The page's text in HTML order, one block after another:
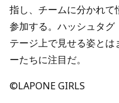
指し、チームに分かれ
参加する。ハッシュタ
テージ上で見せる姿と
ーたちに注目だ。
©LAPONE GIRLS